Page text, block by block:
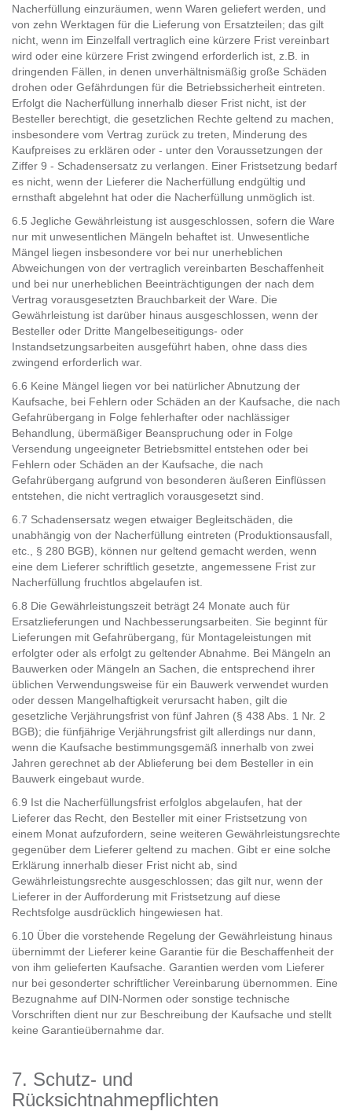
Nacherfüllung einzuräumen, wenn Waren geliefert werden, und
von zehn Werktagen für die Lieferung von Ersatzteilen; das gilt
nicht, wenn im Einzelfall vertraglich eine kürzere Frist vereinbart
wird oder eine kürzere Frist zwingend erforderlich ist, z.B. in
dringenden Fällen, in denen unverhältnismäßig große Schäden
drohen oder Gefährdungen für die Betriebssicherheit eintreten.
Erfolgt die Nacherfüllung innerhalb dieser Frist nicht, ist der
Besteller berechtigt, die gesetzlichen Rechte geltend zu machen,
insbesondere vom Vertrag zurück zu treten, Minderung des
Kaufpreises zu erklären oder - unter den Voraussetzungen der
Ziffer 9 - Schadensersatz zu verlangen. Einer Fristsetzung bedarf
es nicht, wenn der Lieferer die Nacherfüllung endgültig und
ernsthaft abgelehnt hat oder die Nacherfüllung unmöglich ist.
6.5 Jegliche Gewährleistung ist ausgeschlossen, sofern die Ware
nur mit unwesentlichen Mängeln behaftet ist. Unwesentliche
Mängel liegen insbesondere vor bei nur unerheblichen
Abweichungen von der vertraglich vereinbarten Beschaffenheit
und bei nur unerheblichen Beeinträchtigungen der nach dem
Vertrag vorausgesetzten Brauchbarkeit der Ware. Die
Gewährleistung ist darüber hinaus ausgeschlossen, wenn der
Besteller oder Dritte Mangelbeseitigungs- oder
Instandsetzungsarbeiten ausgeführt haben, ohne dass dies
zwingend erforderlich war.
6.6 Keine Mängel liegen vor bei natürlicher Abnutzung der
Kaufsache, bei Fehlern oder Schäden an der Kaufsache, die nach
Gefahrübergang in Folge fehlerhafter oder nachlässiger
Behandlung, übermäßiger Beanspruchung oder in Folge
Versendung ungeeigneter Betriebsmittel entstehen oder bei
Fehlern oder Schäden an der Kaufsache, die nach
Gefahrübergang aufgrund von besonderen äußeren Einflüssen
entstehen, die nicht vertraglich vorausgesetzt sind.
6.7 Schadensersatz wegen etwaiger Begleitschäden, die
unabhängig von der Nacherfüllung eintreten (Produktionsausfall,
etc., § 280 BGB), können nur geltend gemacht werden, wenn
eine dem Lieferer schriftlich gesetzte, angemessene Frist zur
Nacherfüllung fruchtlos abgelaufen ist.
6.8 Die Gewährleistungszeit beträgt 24 Monate auch für
Ersatzlieferungen und Nachbesserungsarbeiten. Sie beginnt für
Lieferungen mit Gefahrübergang, für Montageleistungen mit
erfolgter oder als erfolgt zu geltender Abnahme. Bei Mängeln an
Bauwerken oder Mängeln an Sachen, die entsprechend ihrer
üblichen Verwendungsweise für ein Bauwerk verwendet wurden
oder dessen Mangelhaftigkeit verursacht haben, gilt die
gesetzliche Verjährungsfrist von fünf Jahren (§ 438 Abs. 1 Nr. 2
BGB); die fünfjährige Verjährungsfrist gilt allerdings nur dann,
wenn die Kaufsache bestimmungsgemäß innerhalb von zwei
Jahren gerechnet ab der Ablieferung bei dem Besteller in ein
Bauwerk eingebaut wurde.
6.9 Ist die Nacherfüllungsfrist erfolglos abgelaufen, hat der
Lieferer das Recht, den Besteller mit einer Fristsetzung von
einem Monat aufzufordern, seine weiteren Gewährleistungsrechte
gegenüber dem Lieferer geltend zu machen. Gibt er eine solche
Erklärung innerhalb dieser Frist nicht ab, sind
Gewährleistungsrechte ausgeschlossen; das gilt nur, wenn der
Lieferer in der Aufforderung mit Fristsetzung auf diese
Rechtsfolge ausdrücklich hingewiesen hat.
6.10 Über die vorstehende Regelung der Gewährleistung hinaus
übernimmt der Lieferer keine Garantie für die Beschaffenheit der
von ihm gelieferten Kaufsache. Garantien werden vom Lieferer
nur bei gesonderter schriftlicher Vereinbarung übernommen. Eine
Bezugnahme auf DIN-Normen oder sonstige technische
Vorschriften dient nur zur Beschreibung der Kaufsache und stellt
keine Garantieübernahme dar.
7. Schutz- und
Rücksichtnahmepflichten